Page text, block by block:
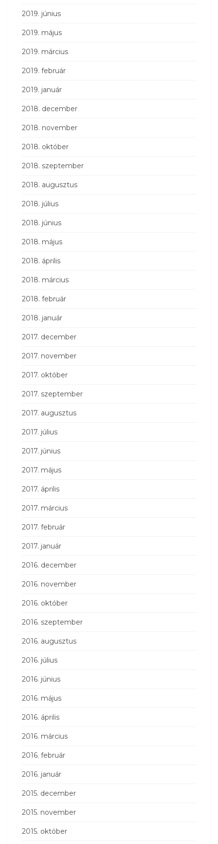
2019. június
2019. május
2019. március
2019. február
2019. január
2018. december
2018. november
2018. október
2018. szeptember
2018. augusztus
2018. július
2018. június
2018. május
2018. április
2018. március
2018. február
2018. január
2017. december
2017. november
2017. október
2017. szeptember
2017. augusztus
2017. július
2017. június
2017. május
2017. április
2017. március
2017. február
2017. január
2016. december
2016. november
2016. október
2016. szeptember
2016. augusztus
2016. július
2016. június
2016. május
2016. április
2016. március
2016. február
2016. január
2015. december
2015. november
2015. október